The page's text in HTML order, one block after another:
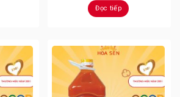
Đọc tiếp